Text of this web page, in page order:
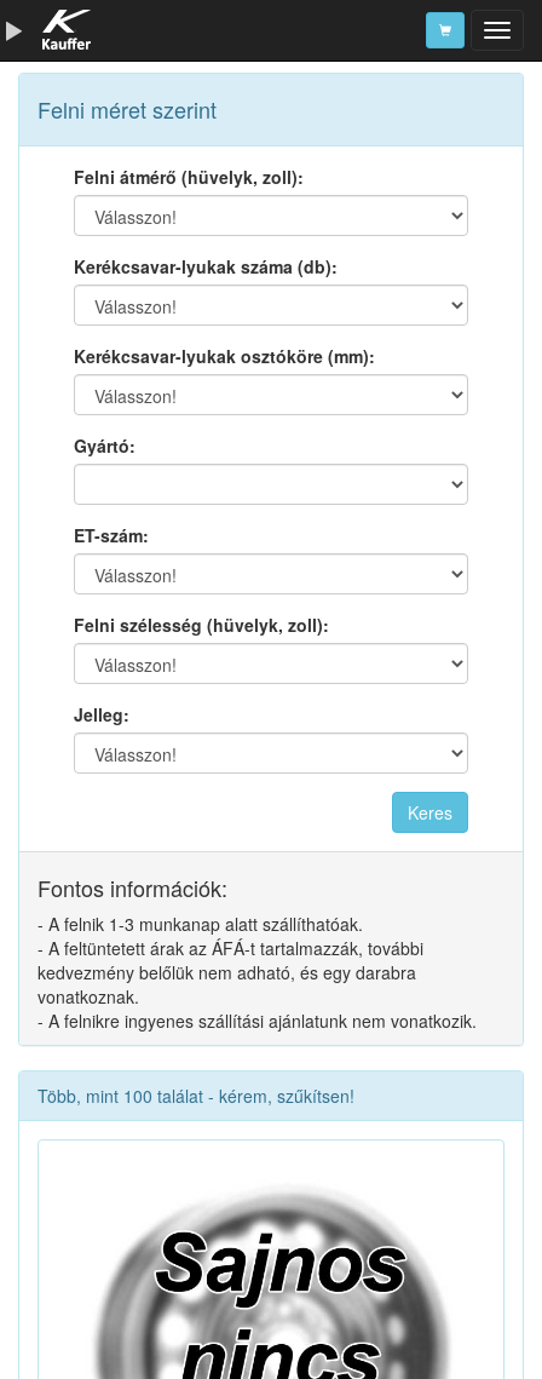
Szerszámkatalógus
Kosár
Alkatrészek
Felni méret szerint
Felni átmérő (hüvelyk, zoll):
Kerékcsavar-lyukak száma (db):
Kerékcsavar-lyukak osztóköre (mm):
Gyártó:
ET-szám:
Felni szélesség (hüvelyk, zoll):
Jelleg:
Fontos információk:
- A felnik 1-3 munkanap alatt szállíthatóak.
- A feltüntetett árak az ÁFÁ-t tartalmazzák, további
kedvezmény belőlük nem adható, és egy darabra
vonatkoznak.
- A felnikre ingyenes szállítási ajánlatunk nem vonatkozik.
Több, mint 100 találat - kérem, szűkítsen!